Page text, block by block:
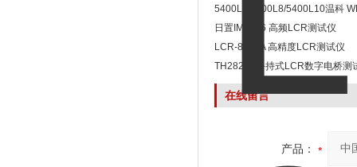
5400L5/5400L8/5400L10温科
电流测LCR测试仪
日置IM3536 高频LCR测试仪
LCR-8250A 高精度LCR测试仪
TH2822E手持式LCR数字电桥测
在线留言
产品：